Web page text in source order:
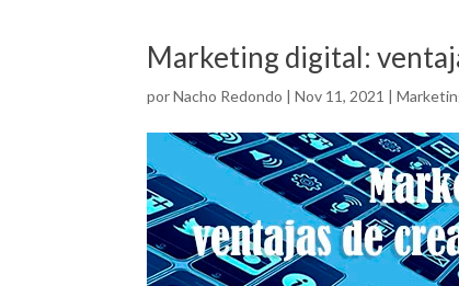
Marketing digital:
porNacho Redondo |Nov 11, 2021 |